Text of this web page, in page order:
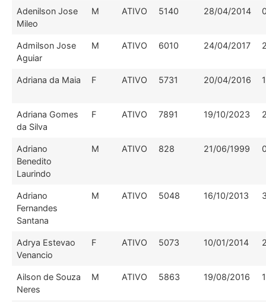
Adenilson Jose
Mileo
M ATIVO 5140 28/04/2014
Admilson Jose
Aguiar
M ATIVO 6010 24/04/2017
Adriana da Maia F ATIVO 5731 20/04/2016
Adriana Gomes
da Silva
F ATIVO 7891 19/10/2023
Adriano
Benedito
Laurindo
M ATIVO 828 21/06/1999
Adriano
Fernandes
Santana
M ATIVO 5048 16/10/2013
Adrya Estevao
Venancio
F ATIVO 5073 10/01/2014
Ailson de Souza
Neres
M ATIVO 5863 19/08/2016